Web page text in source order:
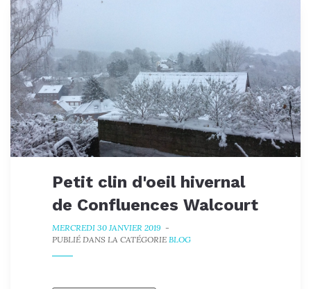
Petit clin d'oeil hivernal
de Confluences Walcourt
MERCREDI 30 JANVIER 2019 -
PUBLIÉ DANS LA CATÉGORIE BLOG